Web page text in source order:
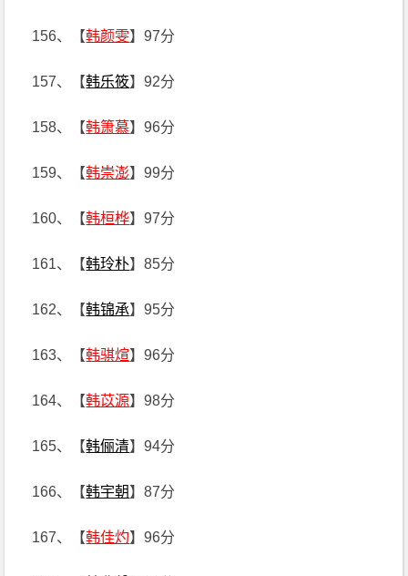
156、【韩颜雯】97分
157、【韩乐筱】92分
158、【韩箫慕】96分
159、【韩崇澎】99分
160、【韩桓桦】97分
161、【韩玲朴】85分
162、【韩锦承】95分
163、【韩骐煊】96分
164、【韩苡源】98分
165、【韩俪清】94分
166、【韩宇朝】87分
167、【韩佳灼】96分